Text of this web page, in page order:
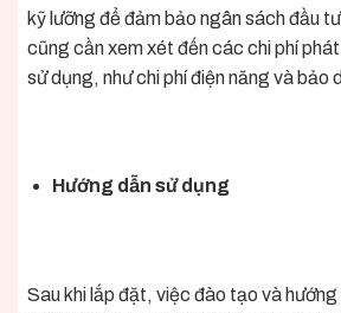
kỹ lưỡng để đảm bảo ngân sách đầu
cũng cần xem xét đến các chi phí
sử dụng, như chi phí điện năng và bảo
Hướng dẫn sử dụng
Sau khi lắp đặt, việc đào tạo và